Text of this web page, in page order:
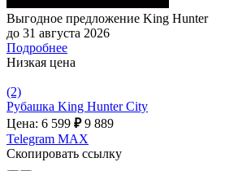
Выгодное предложение King Hunter
до 31 августа 2026
Подробнее
Низкая цена
(2)
Рубашка King Hunter City
Цена: 6 599 ₽ 9 889
Telegram MAX
Скопировать ссылку